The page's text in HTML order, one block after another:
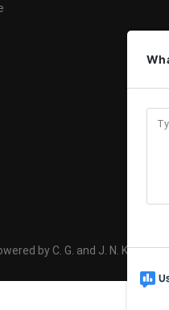
by C. G. and J. N. K 2020 -